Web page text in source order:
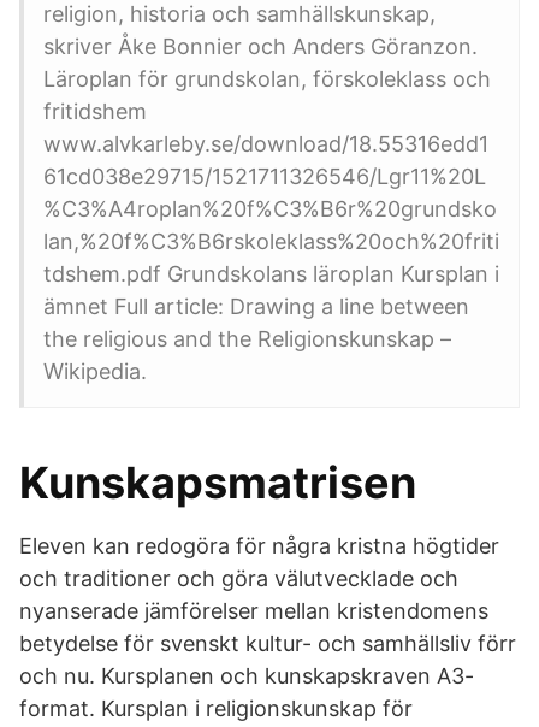
religion, historia och samhällskunskap,
skriver Åke Bonnier och Anders Göranzon.
Läroplan för grundskolan, förskoleklass och
fritidshem
www.alvkarleby.se/download/18.55316edd1
61cd038e29715/1521711326546/Lgr11%20L
%C3%A4roplan%20f%C3%B6r%20grundsko
lan,%20f%C3%B6rskoleklass%20och%20friti
tdshem.pdf Grundskolans läroplan Kursplan i
ämnet Full article: Drawing a line between
the religious and the Religionskunskap –
Wikipedia.
Kunskapsmatrisen
Eleven kan redogöra för några kristna högtider
och traditioner och göra välutvecklade och
nyanserade jämförelser mellan kristendomens
betydelse för svenskt kultur- och samhällsliv förr
och nu. Kursplanen och kunskapskraven A3-
format. Kursplan i religionskunskap för